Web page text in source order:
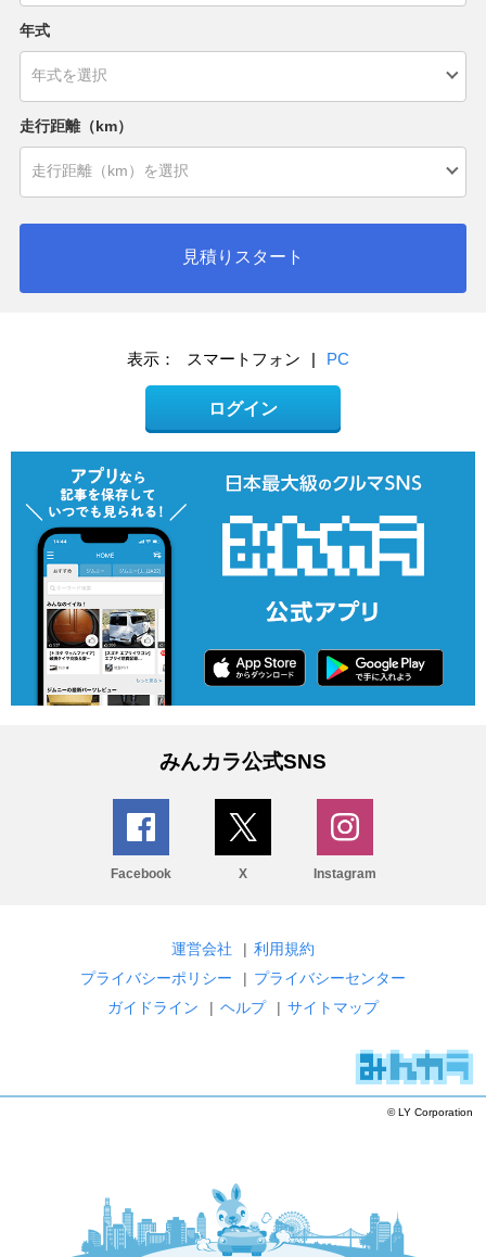
年式
走行距離（km）
見積りスタート
表示： スマートフォン | PC
ログイン
みんカラ公式SNS
Facebook X Instagram
運営会社 | 利用規約
プライバシーポリシー
| プライバシーセンター
ガイドライン
| ヘルプ | サイトマップ
© LY Corporation